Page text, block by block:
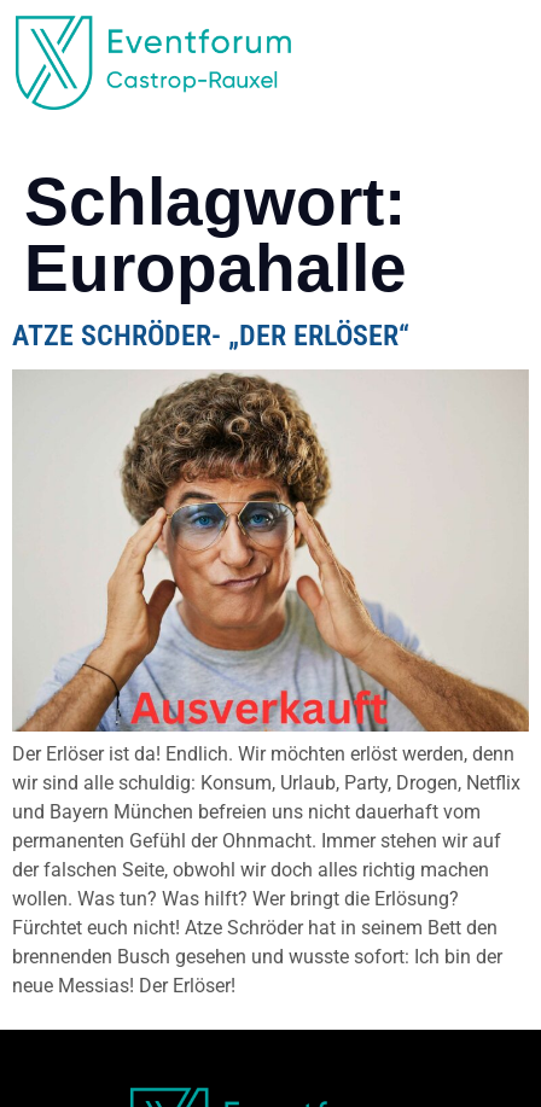
Schlagwort:
Europahalle
ATZE SCHRÖDER- „DER ERLÖSER“
Der Erlöser ist da! Endlich. Wir möchten erlöst werden, denn
wir sind alle schuldig: Konsum, Urlaub, Party, Drogen, Netflix
und Bayern München befreien uns nicht dauerhaft vom
permanenten Gefühl der Ohnmacht. Immer stehen wir auf
der falschen Seite, obwohl wir doch alles richtig machen
wollen. Was tun? Was hilft? Wer bringt die Erlösung?
Fürchtet euch nicht! Atze Schröder hat in seinem Bett den
brennenden Busch gesehen und wusste sofort: Ich bin der
neue Messias! Der Erlöser!